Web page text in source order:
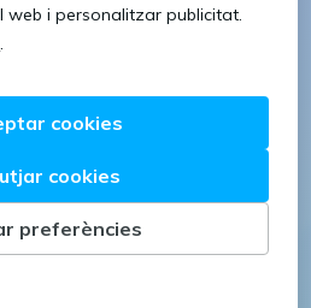
1 lletra minúscula
1 número